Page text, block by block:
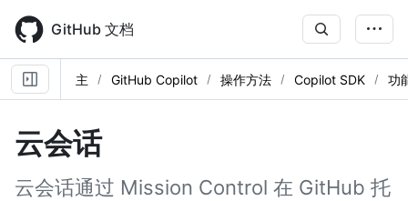
main
content
GitHub 文档
主 GitHub Copilot 操作方法 Copilot SDK 功
云会话
云会话通过 Mission Control 在 GitHub 托